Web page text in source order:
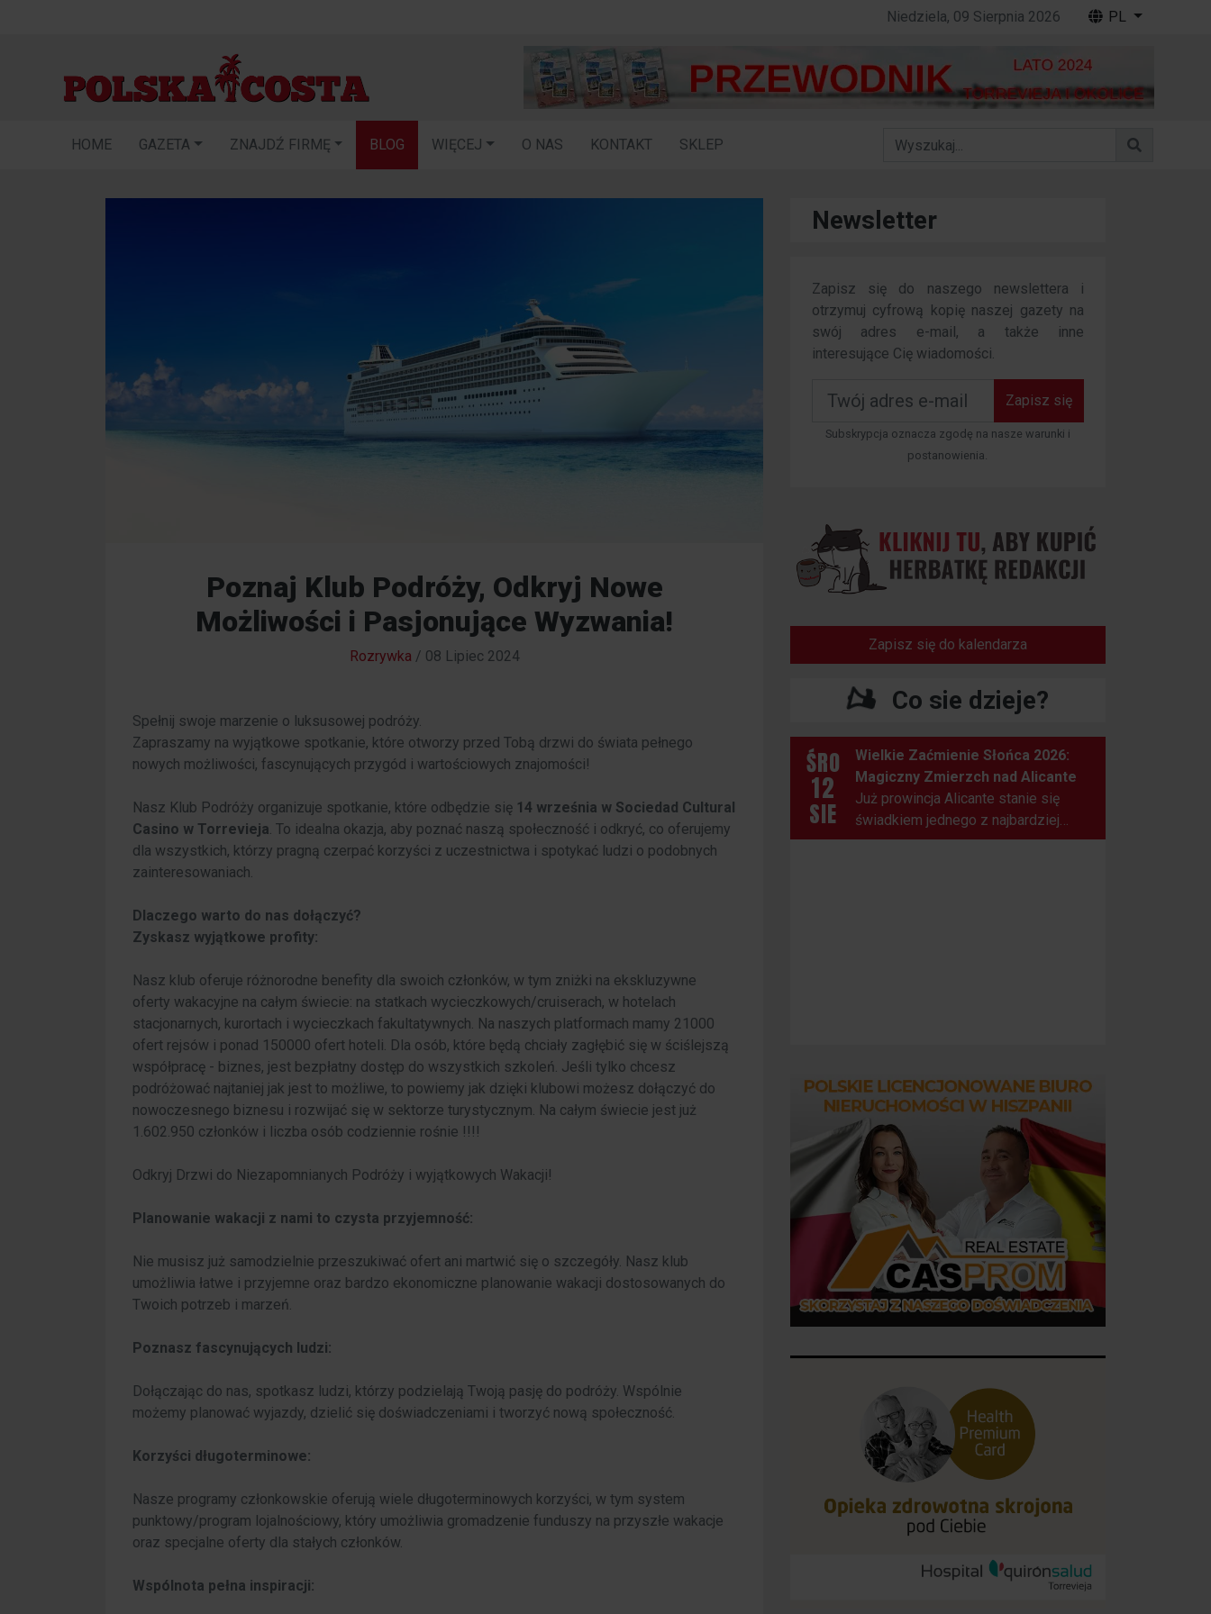
Niedziela, 09 Sierpnia 2026 PL
HOME GAZETA ZNAJDŹ FIRMĘ BLOG WIĘCEJ O NAS KONTAKT SKLEP
Poznaj Klub Podróży, Odkryj Nowe
Możliwości i Pasjonujące Wyzwania!
Rozrywka / 08 Lipiec 2024
Spełnij swoje marzenie o luksusowej podróży.
Zapraszamy na wyjątkowe spotkanie, które otworzy przed Tobą drzwi do świata pełnego
nowych możliwości, fascynujących przygód i wartościowych znajomości!
Nasz Klub Podróży organizuje spotkanie, które odbędzie się 14 września w Sociedad Cultural
Casino w Torrevieja. To idealna okazja, aby poznać naszą społeczność i odkryć, co oferujemy
dla wszystkich, którzy pragną czerpać korzyści z uczestnictwa i spotykać ludzi o podobnych
zainteresowaniach.
Dlaczego warto do nas dołączyć?
Zyskasz wyjątkowe profity:
Nasz klub oferuje różnorodne benefity dla swoich członków, w tym zniżki na ekskluzywne
oferty wakacyjne na całym świecie: na statkach wycieczkowych/cruiserach, w hotelach
stacjonarnych, kurortach i wycieczkach fakultatywnych. Na naszych platformach mamy 21000
ofert rejsów i ponad 150000 ofert hoteli. Dla osób, które będą chciały zagłębić się w ściślejszą
współpracę - biznes, jest bezpłatny dostęp do wszystkich szkoleń. Jeśli tylko chcesz
podróżować najtaniej jak jest to możliwe, to powiemy jak dzięki klubowi możesz dołączyć do
nowoczesnego biznesu i rozwijać się w sektorze turystycznym. Na całym świecie jest już
1.602.950 członków i liczba osób codziennie rośnie !!!!
Odkryj Drzwi do Niezapomnianych Podróży i wyjątkowych Wakacji!
Planowanie wakacji z nami to czysta przyjemność:
Nie musisz już samodzielnie przeszukiwać ofert ani martwić się o szczegóły. Nasz klub
umożliwia łatwe i przyjemne oraz bardzo ekonomiczne planowanie wakacji dostosowanych do
Twoich potrzeb i marzeń.
Poznasz fascynujących ludzi:
Dołączając do nas, spotkasz ludzi, którzy podzielają Twoją pasję do podróży. Wspólnie
możemy planować wyjazdy, dzielić się doświadczeniami i tworzyć nową społeczność.
Korzyści długoterminowe:
Nasze programy członkowskie oferują wiele długoterminowych korzyści, w tym system
punktowy/program lojalnościowy, który umożliwia gromadzenie funduszy na przyszłe wakacje
oraz specjalne oferty dla stałych członków.
Wspólnota pełna inspiracji:
Newsletter
Zapisz się do naszego newslettera i
otrzymuj cyfrową kopię naszej gazety na
swój adres e-mail, a także inne
interesujące Cię wiadomości.
Zapisz się
Subskrypcja oznacza zgodę na nasze warunki i
postanowienia.
Zapisz się do kalendarza
Co sie dzieje?
ŚRO
12
SIE
Wielkie Zaćmienie Słońca 2026:
Magiczny Zmierzch nad Alicante
Już prowincja Alicante stanie się
świadkiem jednego z najbardziej
spektakularnych zjawisk